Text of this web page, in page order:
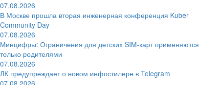
07.08.2026
В Москве прошла вторая инженерная конференция Kuber
Community Day
07.08.2026
Минцифры: Ограничения для детских SIM-карт применяются
только родителями
07.08.2026
ЛК предупреждает о новом инфостилере в Telegram